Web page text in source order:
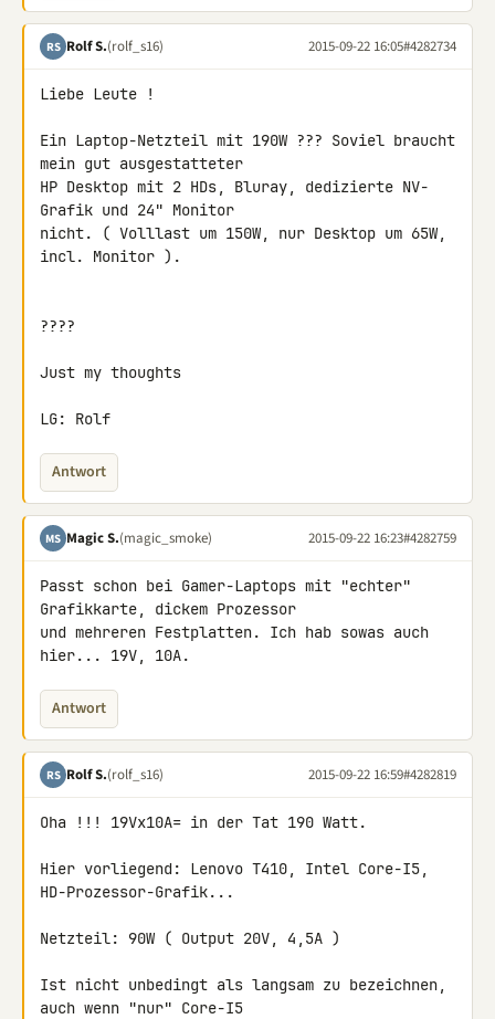
RS Rolf S.(rolf_s16) 2015-09-22 16:05#4282734
Liebe Leute !
Ein Laptop-Netzteil mit 190W ??? Soviel braucht
mein gut ausgestatteter
HP Desktop mit 2 HDs, Bluray, dedizierte NV-
Grafik und 24" Monitor
nicht. ( Volllast um 150W, nur Desktop um 65W,
incl. Monitor ).
????
Just my thoughts
LG: Rolf
Antwort
MS Magic S.(magic_smoke) 2015-09-22 16:23#4282759
Passt schon bei Gamer-Laptops mit "echter"
Grafikkarte, dickem Prozessor
und mehreren Festplatten. Ich hab sowas auch
hier... 19V, 10A.
Antwort
RS Rolf S.(rolf_s16) 2015-09-22 16:59#4282819
Oha !!! 19Vx10A= in der Tat 190 Watt.
Hier vorliegend: Lenovo T410, Intel Core-I5,
HD-Prozessor-Grafik...
Netzteil: 90W ( Output 20V, 4,5A )
Ist nicht unbedingt als langsam zu bezeichnen,
auch wenn "nur" Core-I5